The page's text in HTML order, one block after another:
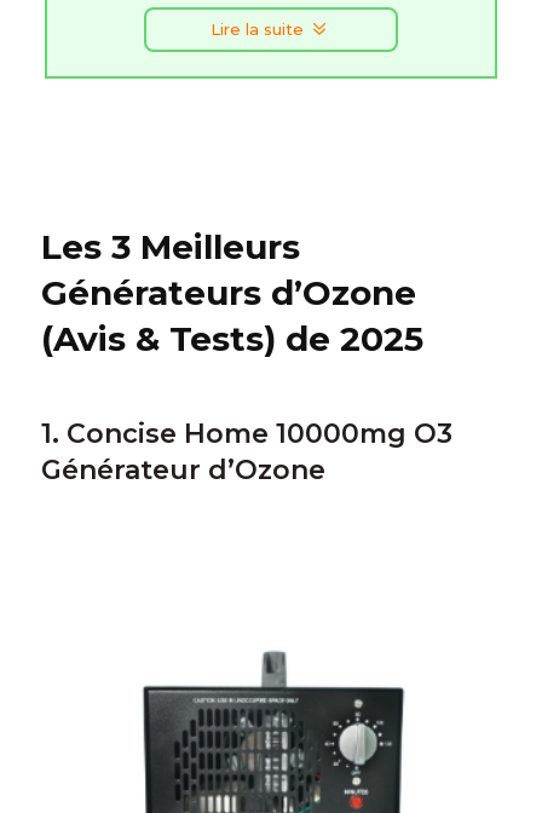
Lire la suite
Les 3 Meilleurs
Générateurs d’Ozone
(Avis & Tests) de 2025
1. Concise Home 10000mg O3
Générateur d’Ozone